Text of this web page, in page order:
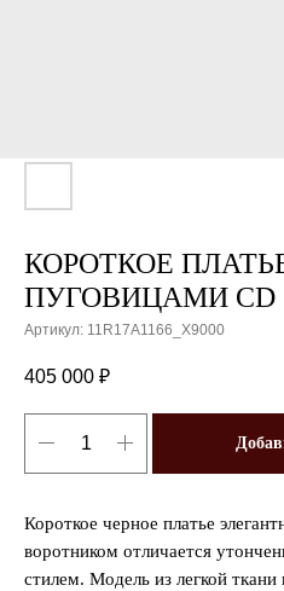
КОРОТКОЕ
ПУГОВИЦАМИ CD
Артикул: 11R17A1166_X9000
405 000 ₽
Короткое черное платье
воротником отличается
стилем. Модель из легкой